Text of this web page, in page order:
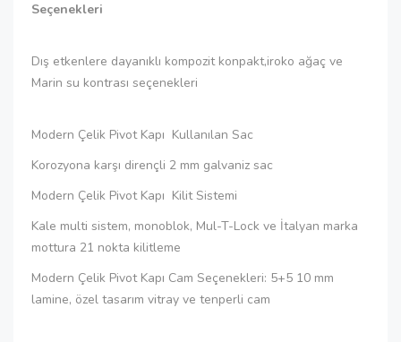
Seçenekleri
Dış etkenlere dayanıklı kompozit konpakt,iroko ağaç ve
Marin su kontrası seçenekleri
Modern Çelik Pivot Kapı Kullanılan Sac
Korozyona karşı dirençli 2 mm galvaniz sac
Modern Çelik Pivot Kapı Kilit Sistemi
Kale multi sistem, monoblok, Mul-T-Lock ve İtalyan marka
mottura 21 nokta kilitleme
Modern Çelik Pivot Kapı Cam Seçenekleri: 5+5 10 mm
lamine, özel tasarım vitray ve tenperli cam